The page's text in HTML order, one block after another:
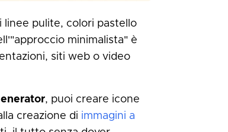
linee pulite, colori pastello
minimalista" è
siti web o video
, puoi creare icone
creazione di immagini a